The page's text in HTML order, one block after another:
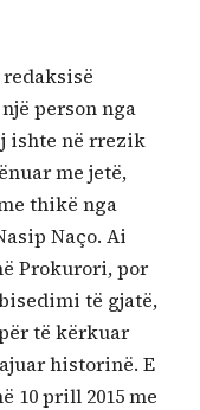
redaksisë
person nga
ishte në rrezik
me jetë,
thikë nga
Naço. Ai
Prokurori, por
të gjatë,
të kërkuar
historinë. E
10 prill 2015 me